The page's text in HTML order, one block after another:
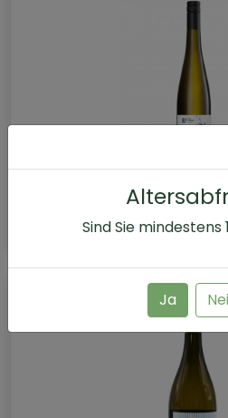
Sind Sie mindestens
Ja
Spielwiese &